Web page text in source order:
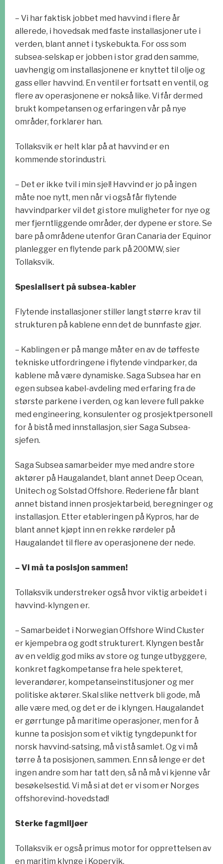
– Vi har faktisk jobbet med havvind i flere år
allerede, i hovedsak med faste installasjoner ute i
verden, blant annet i tyskebukta. For oss som
subsea-selskap er jobben i stor grad den samme,
uavhengig om installasjonene er knyttet til olje og
gass eller havvind. En ventil er fortsatt en ventil, og
flere av operasjonene er nokså like. Vi får dermed
brukt kompetansen og erfaringen vår på nye
områder, forklarer han.
Tollaksvik er helt klar på at havvind er en
kommende storindustri.
– Det er ikke tvil i min sjel! Havvind er jo på ingen
måte noe nytt, men når vi også får flytende
havvindparker vil det gi store muligheter for nye og
mer fjerntliggende områder, der dypene er store. Se
bare på områdene utenfor Gran Canaria der Equinor
planlegger en flytende park på 200MW, sier
Tollaksvik.
Spesialisert på subsea-kabler
Flytende installasjoner stiller langt større krav til
strukturen på kablene enn det de bunnfaste gjør.
– Kablingen er på mange måter en av de tøffeste
tekniske utfordringene i flytende vindparker, da
kablene må være dynamiske. Saga Subsea har en
egen subsea kabel-avdeling med erfaring fra de
største parkene i verden, og kan levere full pakke
med engineering, konsulenter og prosjektpersonell
for å bistå med innstallasjon, sier Saga Subsea-
sjefen.
Saga Subsea samarbeider mye med andre store
aktører på Haugalandet, blant annet Deep Ocean,
Unitech og Solstad Offshore. Rederiene får blant
annet bistand innen prosjektarbeid, beregninger og
installasjon. Etter etableringen på Kypros, har de
blant annet kjøpt inn en rekke rørdeler på
Haugalandet til flere av operasjonene der nede.
– Vi må ta posisjon sammen!
Tollaksvik understreker også hvor viktig arbeidet i
havvind-klyngen er.
– Samarbeidet i Norwegian Offshore Wind Cluster
er kjempebra og godt strukturert. Klyngen består
av en veldig god miks av store og tunge utbyggere,
konkret fagkompetanse fra hele spekteret,
leverandører, kompetanseinstitusjoner og mer
politiske aktører. Skal slike nettverk bli gode, må
alle være med, og det er de i klyngen. Haugalandet
er gørrtunge på maritime operasjoner, men for å
kunne ta posisjon som et viktig tyngdepunkt for
norsk havvind-satsing, må vi stå samlet. Og vi må
tørre å ta posisjonen, sammen. Enn så lenge er det
ingen andre som har tatt den, så nå må vi kjenne vår
besøkelsestid. Vi må si at det er vi som er Norges
offshorevind-hovedstad!
Sterke fagmiljøer
Tollaksvik er også primus motor for opprettelsen av
en maritim klynge i Kopervik.